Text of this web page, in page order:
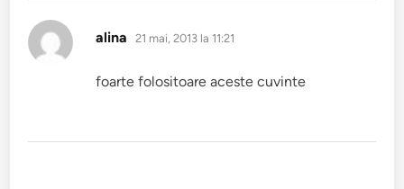
alina spune:
21 mai, 2013 la 11:21
foarte folositoare aceste cuvinte